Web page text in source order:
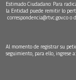
Estimado Ciudadano: Para
la Entidad puede remitir lo
correspondencia@rtvc.gov.co o
Al momento de registrar su
seguimiento, para ello, ingrese a: